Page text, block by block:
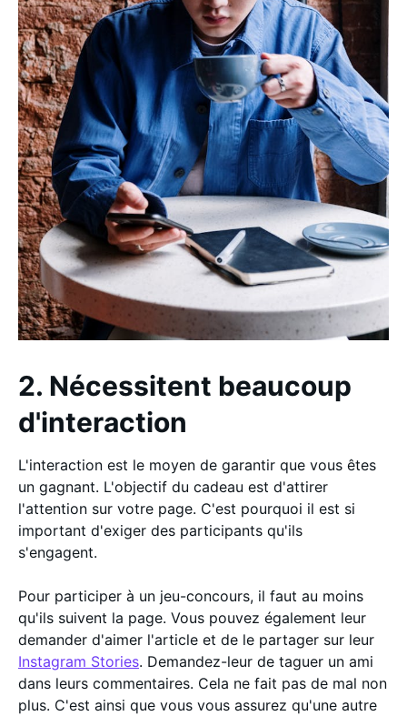
2. Nécessitent beaucoup
d'interaction
L'interaction est le moyen de garantir que vous êtes
un gagnant. L'objectif du cadeau est d'attirer
l'attention sur votre page. C'est pourquoi il est si
important d'exiger des participants qu'ils
s'engagent.
Pour participer à un jeu-concours, il faut au moins
qu'ils suivent la page. Vous pouvez également leur
demander d'aimer l'article et de le partager sur leur
Instagram Stories. Demandez-leur de taguer un ami
dans leurs commentaires. Cela ne fait pas de mal non
plus. C'est ainsi que vous vous assurez qu'une autre